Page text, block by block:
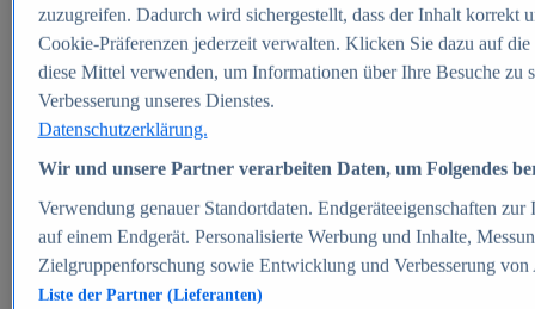
Zum Report
E-commerce
Beliebte Statistiken
Aktuelle Statistiken
E-Commerce - Entwicklung des Umsatzes in
Deutschland 1999-2025
Umsatz von Amazon in Deutschland und weltweit
2010-2025
B2C-E-Commerce: Top-50 Online Shops in
Deutschland 2024
Marktanteile von Online-Zahlungsverfahren in
Deutschland 2024
Umsatzstarke Warengruppen im Online-Handel in
Deutschland 2023-2025
zuzugreifen. Dadurch wird sichergestellt, dass der Inhalt korrekt
Cookie-Präferenzen jederzeit verwalten. Klicken Sie dazu auf
diese Mittel verwenden, um Informationen über Ihre Besuche
Verbesserung unseres Dienstes.
Datenschutzerklärung.
Wir und unsere Partner verarbeiten Daten, um Folgendes
Verwendung genauer Standortdaten. Endgeräteeigenschaften
auf einem Endgerät. Personalisierte Werbung und Inhalte,
Zielgruppenforschung sowie Entwicklung und Verbesserung von
Liste der Partner (Lieferanten)